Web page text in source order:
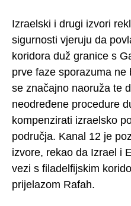
Izraelski i drugi izvori
sigurnosti vjeruju da
koridora duž granice s
prve faze sporazuma
se značajno naoruža te
neodređene procedure
kompenzirati izraelsko
područja. Kanal 12 je
izvore, rekao da Izrael i
vezi s filadelfijskim
prijelazom Rafah.